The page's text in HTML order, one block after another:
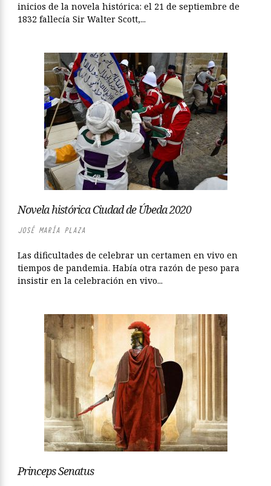
inicios de la novela histórica: el 21 de septiembre de
1832 fallecía Sir Walter Scott,...
Novela histórica Ciudad de Úbeda 2020
JOSÉ MARÍA PLAZA
Las dificultades de celebrar un certamen en vivo en
tiempos de pandemia. Había otra razón de peso para
insistir en la celebración en vivo...
Princeps Senatus